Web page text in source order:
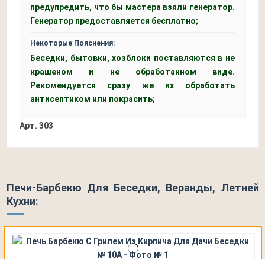
предупредить, что бы мастера взяли генератор.
Генератор предоставляется бесплатно;
Некоторые Пояснения:
Беседки, бытовки, хозблоки поставляются в не
крашеном и не обработанном виде.
Рекомендуется сразу же их обработать
антисептиком или покрасить;
Арт. 303
Печи-Барбекю Для Беседки, Веранды, Летней
Кухни: